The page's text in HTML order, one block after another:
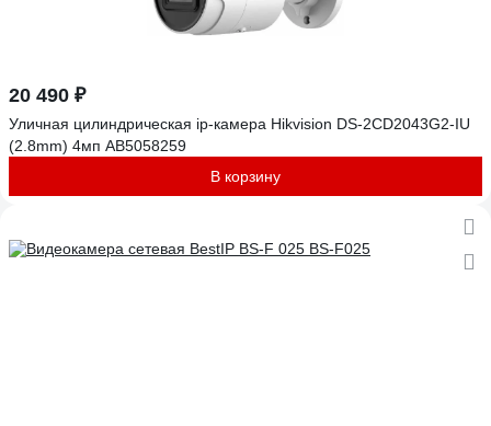
20 490 ₽
Уличная цилиндрическая ip-камера Hikvision DS-2CD2043G2-IU
(2.8mm) 4мп АВ5058259
В корзину